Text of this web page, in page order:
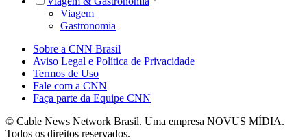
Viagem
Gastronomia
Sobre a CNN Brasil
Aviso Legal e Política de Privacidade
Termos de Uso
Fale com a CNN
Faça parte da Equipe CNN
© Cable News Network Brasil. Uma empresa NOVUS MÍDIA.
Todos os direitos reservados.